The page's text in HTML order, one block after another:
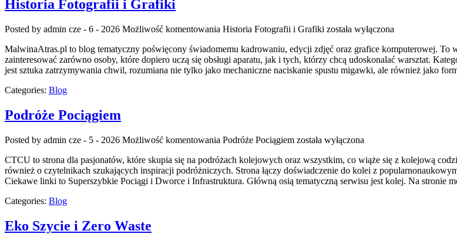
Historia Fotografii i Grafiki
Posted by admin cze - 6 - 2026 Możliwość komentowania Historia Fotografii i Grafiki została wyłączona
MalwinaAtras.pl to blog tematyczny poświęcony świadomemu kadrowaniu, edycji zdjęć oraz grafice komputerowej. To
zainteresować zarówno osoby, które dopiero uczą się obsługi aparatu, jak i tych, którzy chcą udoskonalać warsztat.
jest sztuka zatrzymywania chwil, rozumiana nie tylko jako mechaniczne naciskanie spustu migawki, ale również jako
Categories: Blog
Podróże Pociągiem
Posted by admin cze - 5 - 2026 Możliwość komentowania Podróże Pociągiem została wyłączona
CTCU to strona dla pasjonatów, które skupia się na podróżach kolejowych oraz wszystkim, co wiąże się z kolejową
również o czytelnikach szukających inspiracji podróżniczych. Strona łączy doświadczenie do kolei z
Ciekawe linki to Superszybkie Pociągi i Dworce i Infrastruktura. Główną osią tematyczną serwisu jest kolej. Na stronie
Categories: Blog
Eko Szycie i Zero Waste